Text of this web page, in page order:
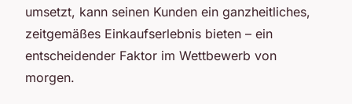
umsetzt, kann seinen Kunden ein ganzheitliches,
zeitgemäßes Einkaufserlebnis bieten – ein
entscheidender Faktor im Wettbewerb von
morgen.